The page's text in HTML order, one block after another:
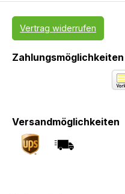
Vertrag widerrufen
Zahlungsmöglichkeiten
Versandmöglichkeiten